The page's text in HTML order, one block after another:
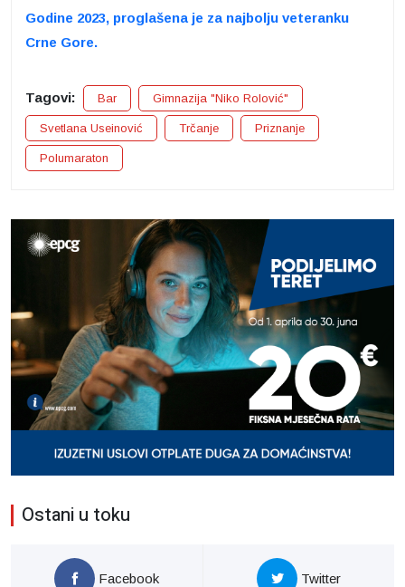
Godine 2023, proglašena je za najbolju veteranku
Crne Gore.
Tagovi: Bar Gimnazija "Niko Rolović"
Svetlana Useinović Trčanje Priznanje
Polumaraton
Ostani u toku
Facebook Twitter